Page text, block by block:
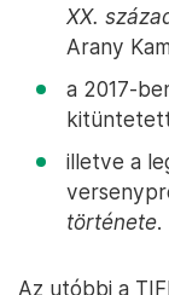
XX.
Arany
a 2017-
illetve a
története.
Az utóbbi a